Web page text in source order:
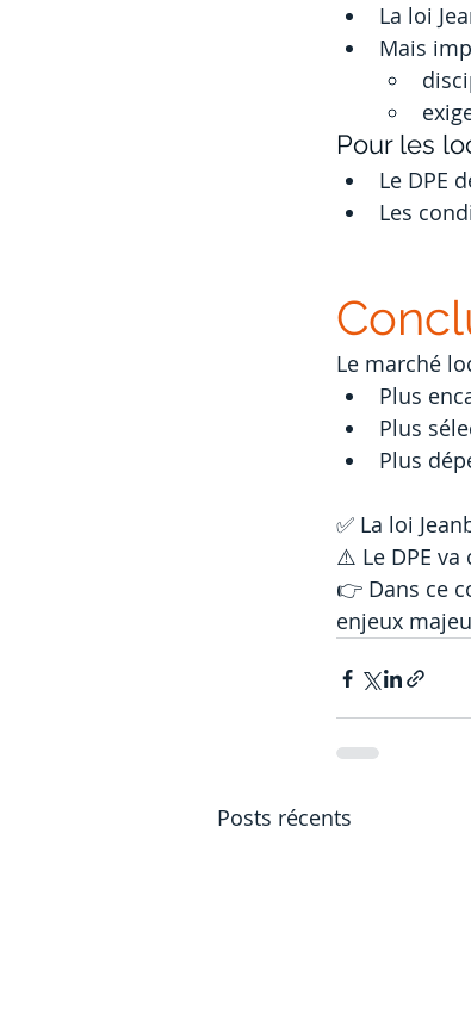
La loi
Mais
Pour les
Le DPE
Les
Le marché
Plus
Plus
Plus
✅ La loi
⚠️ Le DPE
👉 Dans ce
enjeux
Posts récents